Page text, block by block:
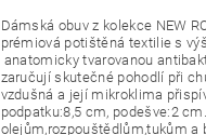
Dámská obuv z kolekce NEW
prémiová potištěná textilie s
anatomicky tvarovanou
zaručují skutečné pohodlí při
vzdušná a její mikroklima
podpatku:8,5 cm, podešve:2
olejům,rozpouštědlům,tukům